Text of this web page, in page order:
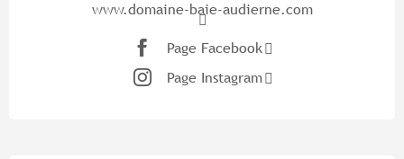
www.domaine-baie-audierne.com
Page Facebook
Page Instagram